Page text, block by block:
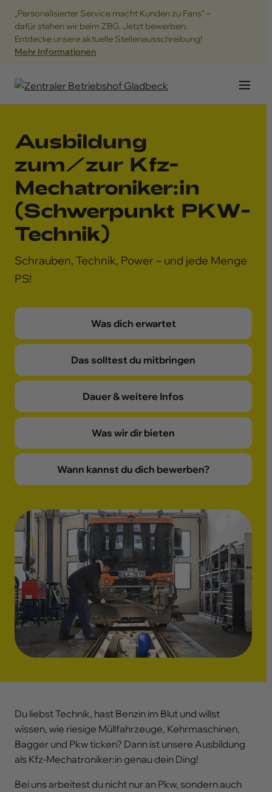
„Personalisierter Service macht Kunden zu Fans“ –
dafür stehen wir beim ZBG. Jetzt bewerben:
Entdecke unsere aktuelle Stellenausschreibung!
Mehr Informationen
Ausbildung
zum/zur Kfz-
Mechatroniker:in
(Schwerpunkt PKW-
Technik)
Schrauben, Technik, Power – und jede Menge
PS!
Was dich erwartet
Das solltest du mitbringen
Dauer & weitere Infos
Was wir dir bieten
Wann kannst du dich bewerben?
Du liebst Technik, hast Benzin im Blut und willst
wissen, wie riesige Müllfahrzeuge, Kehrmaschinen,
Bagger und Pkw ticken? Dann ist unsere Ausbildung
als Kfz-Mechatroniker:in genau dein Ding!
Bei uns arbeitest du nicht nur an Pkw, sondern auch